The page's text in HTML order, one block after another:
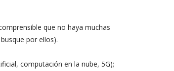
que no haya muchas
por ellos).
computación en la nube, 5G);